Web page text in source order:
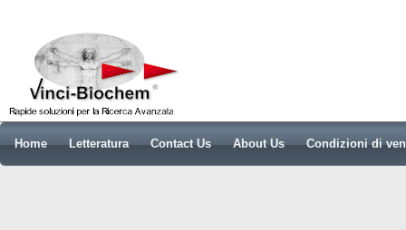
Home Letteratura Contact Us About Us Condizioni di